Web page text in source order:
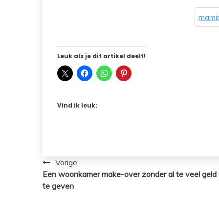
Leuk als je dit artikel deelt!
Vind ik leuk:
Bericht
navigatie
Vorige:
Een woonkamer make-over zonder al te veel geld
te geven